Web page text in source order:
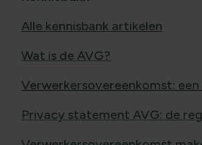
Alle kennisbank artikelen
Wat is de AVG?
Verwerkersovereenkomst:
Privacy statement AVG: de